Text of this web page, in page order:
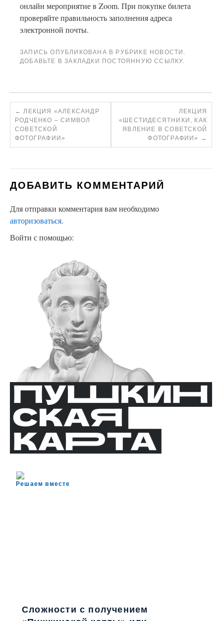
онлайн мероприятие в Zoom. При покупке билета
проверяйте правильность заполнения адреса
электронной почты.
ЗАПИСЬ ОПУБЛИКОВАНА В РУБРИКЕ НОВОСТИ .
ДОБАВЬТЕ В ЗАКЛАДКИ
ПОСТОЯННУЮ ССЫЛКУ.
← ЛЕКЦИЯ «АЛЕКСАНДР
РОДЧЕНКО – СИМВОЛ
СОВЕТСКОЙ
ФОТОГРАФИИ»
ЛЕКЦИЯ
«ШЕСТИДЕСЯТНИКИ, КАК
ЯВЛЕНИЕ В СОВЕТСКОЙ
ФОТОГРАФИИ»
→
ДОБАВИТЬ КОММЕНТАРИЙ
Для отправки комментария вам необходимо
авторизоваться.
Войти с помощью:
Решаем вместе
Сложности с получением